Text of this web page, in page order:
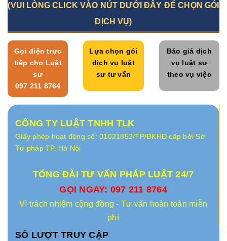
(VUI LÒNG CLICK VÀO NÚT DƯỚI ĐÂY ĐỂ CHỌN GÓI
DỊCH VỤ)
Gọi điện trực
tiếp cho Luật
sư
097 211 8764
Lựa chọn gói
dịch vụ luật
sư tư vấn
Báo giá dịch
vụ luật sư
theo vụ việc
CÔNG TY LUẬT TNHH TLK
Giấy phép hoạt động số: 01021852/TP/ĐKHĐ cấp bởi Sở
Tư pháp TP. Hà Nội
TỔNG ĐÀI TƯ VẤN PHÁP LUẬT 24/7
GỌI NGAY: 097 211 8764
Vì trách nhiệm cộng đồng - Tư vấn hoàn toàn miễn
phí
SỐ LƯỢT TRUY CẬP